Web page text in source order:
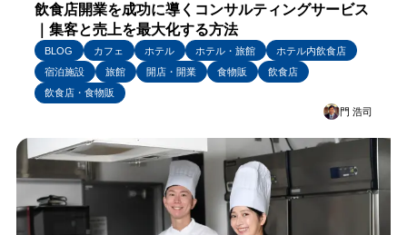
飲食店開業を成功に導くコンサルティングサービス
｜集客と売上を最大化する方法
BLOG カフェ ホテル ホテル・旅館
ホテル内飲食店
宿泊施設
旅館 開店・開業 食物販
飲食店
飲食店・食物販
門 浩司